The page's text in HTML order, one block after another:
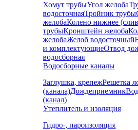
Хомут трубыУгол желоба
водосточнаяТройник трубы
желобаКолено нижнее
трубыКронштейн желоба
желобаЖелоб водосточный
и комплектующиеОтвод
водосборная
Водосборные каналы
Заглушка, крепежРешетка
(канала)Дождеприемник
(канал)
Утеплитель и изоляция
Гидро-, пароизоляция